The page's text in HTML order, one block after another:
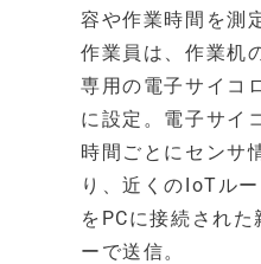
容や作業時間を測
作業員は、作業机
専用の電子サイコ
に設定。電子サイ
時間ごとにセンサ
り、近くのIoTル
をPCに接続され
ーで送信。